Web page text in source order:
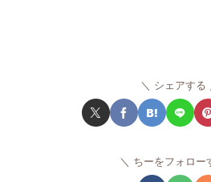
シェアする
ちーをフォロー